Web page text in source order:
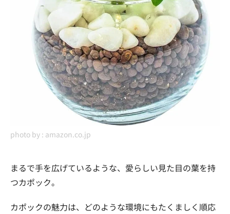
photo by : amazon.co.jp
まるで手を広げているような、愛らしい見た目の葉を持
つカポック。
カポックの魅力は、どのような環境にもたくましく順応